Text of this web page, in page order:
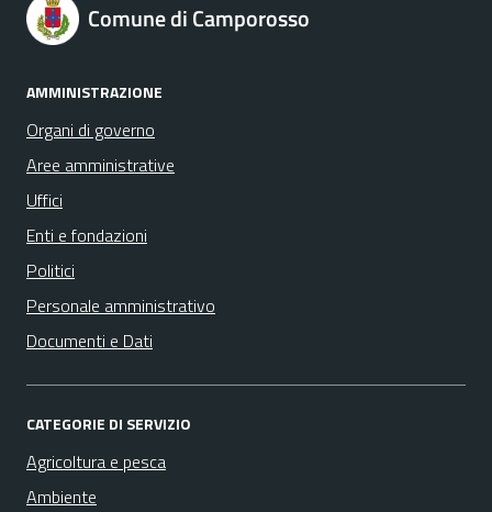
Comune di Camporosso
AMMINISTRAZIONE
Organi di governo
Aree amministrative
Uffici
Enti e fondazioni
Politici
Personale amministrativo
Documenti e Dati
CATEGORIE DI SERVIZIO
Agricoltura e pesca
Ambiente